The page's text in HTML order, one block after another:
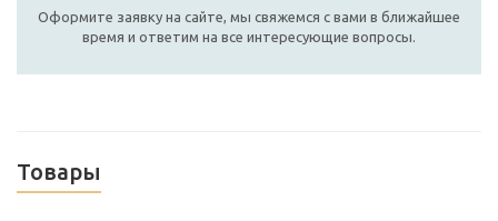
Оформите заявку на сайте, мы свяжемся с вами в ближайшее
время и ответим на все интересующие вопросы.
Товары